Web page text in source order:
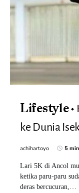
Lifestyle
ke Dunia
achihartoyo 5
Lari 5K di Ancol
ketika paru-paru
deras bercucuran,…